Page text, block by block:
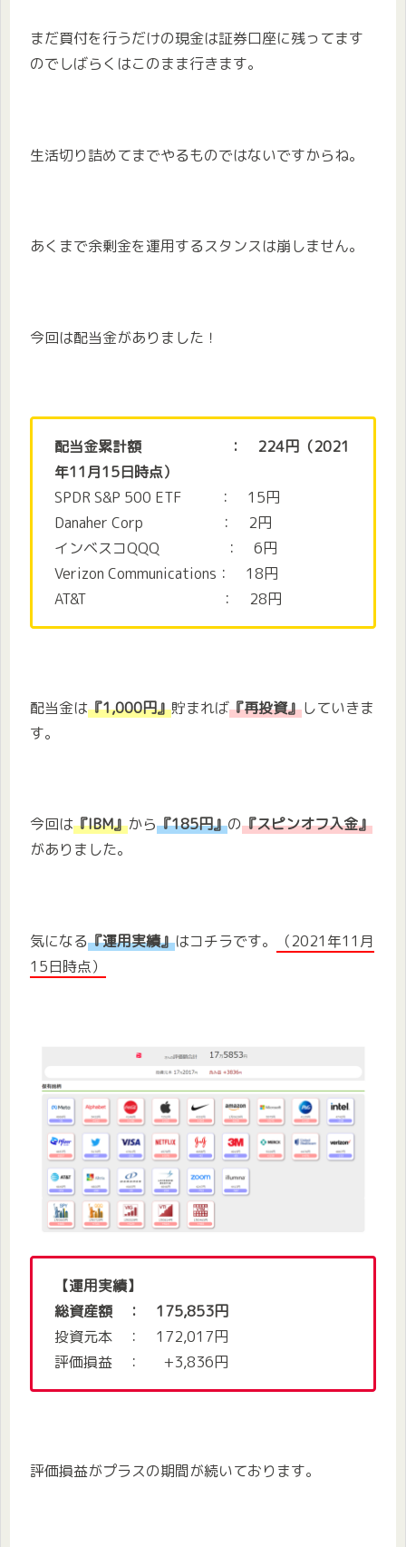
まだ買付を行うだけの現金は証券口座に残ってます
のでしばらくはこのまま行きます。
生活切り詰めてまでやるものではないですからね。
あくまで余剰金を運用するスタンスは崩しません。
今回は配当金がありました！
配当金累計額 ： 224円（2021
年11月15日時点）
SPDR S&P 500 ETF ： 15円
Danaher Corp ： 2円
インベスコQQQ ： 6円
Verizon Communications： 18円
AT&T ： 28円
配当金は『1,000円』貯まれば『再投資』していきま
す。
今回は『IBM』から『185円』の『スピンオフ入金』
がありました。
気になる『運用実績』はコチラです。
（2021年11月
15日時点）
【運用実績】
総資産額 ： 175,853円
投資元本 ： 172,017円
評価損益 ： +3,836円
評価損益がプラスの期間が続いております。